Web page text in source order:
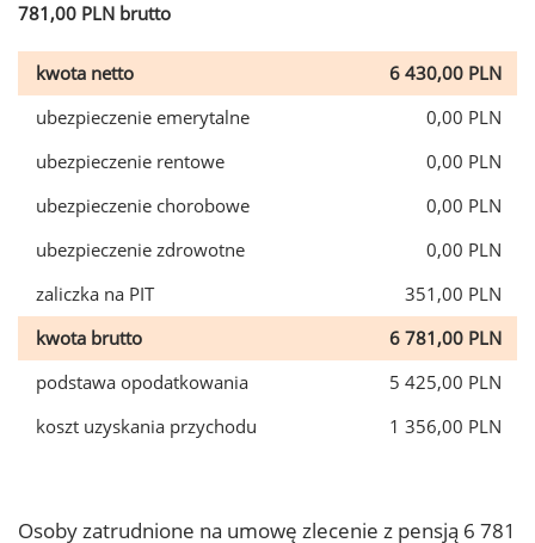
781,00 PLN brutto
kwota netto
6 430,00 PLN
ubezpieczenie emerytalne
0,00 PLN
ubezpieczenie rentowe
0,00 PLN
ubezpieczenie chorobowe
0,00 PLN
ubezpieczenie zdrowotne
0,00 PLN
zaliczka na PIT
351,00 PLN
kwota brutto
6 781,00 PLN
podstawa opodatkowania
5 425,00 PLN
koszt uzyskania przychodu
1 356,00 PLN
Osoby zatrudnione na umowę zlecenie z pensją 6 781